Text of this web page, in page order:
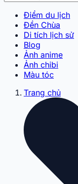
Điểm du lịch
Đền Chùa
Di tích lịch sử
Blog
Ảnh anime
Ảnh chibi
Màu tóc
Trang chủ